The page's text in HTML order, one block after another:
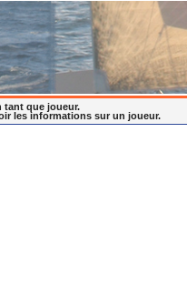
tant que joueur.
les informations sur un joueur.